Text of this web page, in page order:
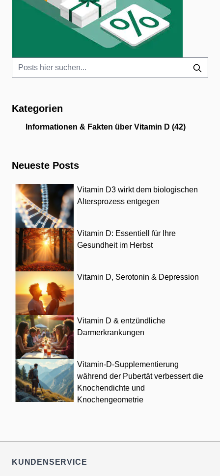
Kategorien
Informationen & Fakten über Vitamin D (42)
Neueste Posts
Vitamin D3 wirkt dem biologischen
Altersprozess entgegen
Vitamin D: Essentiell für Ihre
Gesundheit im Herbst
Vitamin D, Serotonin & Depression
Vitamin D & entzündliche
Darmerkrankungen
Vitamin-D-Supplementierung
während der Pubertät verbessert die
Knochendichte und
Knochengeometrie
KUNDENSERVICE